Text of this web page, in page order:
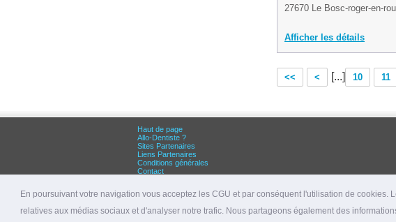
En poursuivant votre navigation vous acceptez les CGU et par conséquent l'utilisation de
relatives aux médias sociaux et d'analyser notre trafic. Nous partageons également des
27670 Le Bosc-roger-en-
Afficher les détails
<< < [...] 10 11
Haut de page
Allo-Dentiste ?
Sites Partenaires
Liens Partenaires
Conditions générales
Contact
Dentiste Lyon